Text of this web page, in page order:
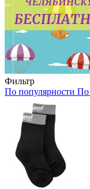
Фильтр
По популярности По